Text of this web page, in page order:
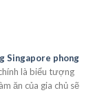
Singapore phong
là biểu tượng
ăn của gia chủ sẽ